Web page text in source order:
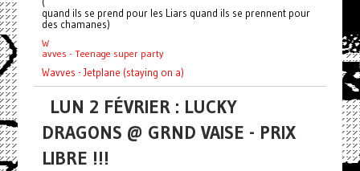
quand ils se prend pour les Liars quand ils se prennent pour
des chamanes)
W
avves - Teenage super party
Wavves - Jetplane (staying on a)
LUN 2 FÉVRIER : LUCKY
DRAGONS @ GRND VAISE - PRIX
LIBRE !!!